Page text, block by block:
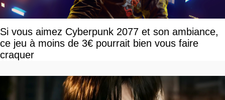
Si vous aimez Cyberpunk 2077 et son ambiance,
ce jeu à moins de 3€ pourrait bien vous faire
craquer